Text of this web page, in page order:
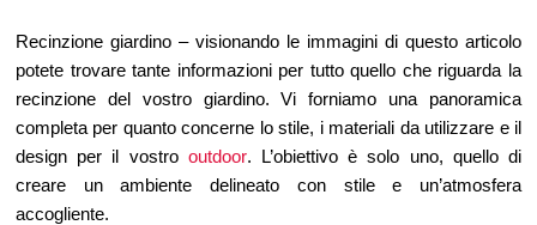
Recinzione giardino – visionando le immagini di questo articolo
potete trovare tante informazioni per tutto quello che riguarda la
recinzione del vostro giardino. Vi forniamo una panoramica
completa per quanto concerne lo stile, i materiali da utilizzare e il
design per il vostro outdoor. L’obiettivo è solo uno, quello di
creare un ambiente delineato con stile e un’atmosfera
accogliente.